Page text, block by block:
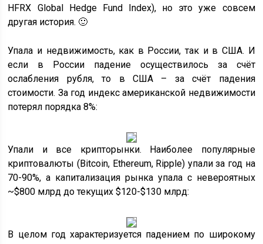
HFRX Global Hedge Fund Index), но это уже совсем
другая история. 🙂
Упала и недвижимость, как в России, так и в США. И
если в России падение осуществилось за счёт
ослабления рубля, то в США – за счёт падения
стоимости. За год индекс американской недвижимости
потерял порядка 8%:
Упали и все крипторынки. Наиболее популярные
криптовалюты (Bitcoin, Ethereum, Ripple) упали за год на
70-90%, а капитализация рынка упала с невероятных
~$800 млрд до текущих $120-$130 млрд:
В целом год характеризуется падением по широкому